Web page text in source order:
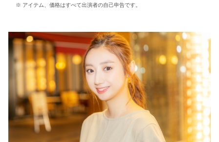
アイテム、価格はすべて出演者の自己申告です。